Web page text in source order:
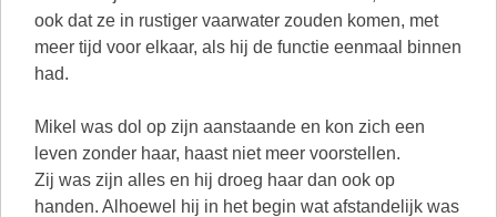
ook dat ze in rustiger vaarwater zouden komen, met
meer tijd voor elkaar, als hij de functie eenmaal binnen
had.
Mikel was dol op zijn aanstaande en kon zich een
leven zonder haar, haast niet meer voorstellen.
Zij was zijn alles en hij droeg haar dan ook op
handen. Alhoewel hij in het begin wat afstandelijk was